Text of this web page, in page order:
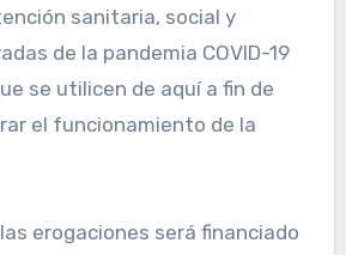
sanitaria, social y
de la pandemia COVID-19
se utilicen de aquí a fin de
el funcionamiento de la
erogaciones será financiado